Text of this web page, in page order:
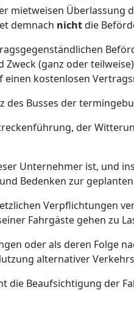
mietweisen Überlassung
demnach nichtdie
(ganz oder
einen kostenlosen
Busses der
der
Unternehmer ist, und
Bedenken zur
Verpflichtungen
Fahrgäste gehen zu
oder als deren Folge
alternativer
die Beaufsichtigung der